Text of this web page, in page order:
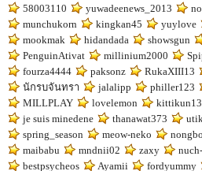
58003110
yuwadeenews_2013
munchukorn
kingkan45 yuylove
mookmak
hidandada showsgun
PenguinAtivat
millinium2000
fourza4444
paksonz RukaXIII13
นักรบจันทรา
jalalipp philler123
MILLPLAY
lovelemon kittikun13
je suis minedene
thanawat373
spring_season
meow-neko
maibabu
mndnii02 zaxy
bestpsycheos
Ayamii fordyummy